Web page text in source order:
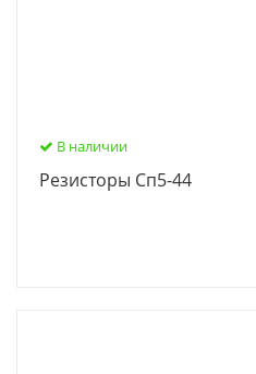
В наличии
Резисторы Сп5-44